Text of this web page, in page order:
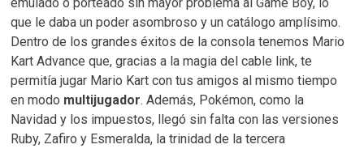
emulado o porteado sin mayor problema al Game Boy, lo
que le daba un poder asombroso y un catálogo amplísimo.
Dentro de los grandes éxitos de la consola tenemos Mario
Kart Advance que, gracias a la magia del cable link, te
permitía jugar Mario Kart con tus amigos al mismo tiempo
en modo multijugador. Además, Pokémon, como la
Navidad y los impuestos, llegó sin falta con las versiones
Ruby, Zafiro y Esmeralda, la trinidad de la tercera